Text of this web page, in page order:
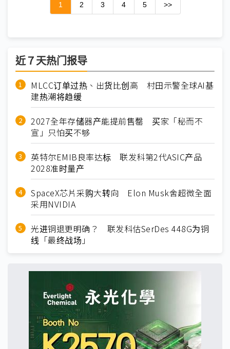
1 2 3 4 5 >>
近７天热门报导
MLCC订单过热、出货比创高 村田示警全球AI基
建热潮将趋缓
2027全年存储器产能提前售罄 买家「秘而不
宣」只怕买不够
英特尔EMIB良率达标 联发科第2代ASIC产品
2028准时量产
SpaceX芯片采购大转向 Elon Musk舍超微全面
采用NVIDIA
光进铜退更明确？ 联发科估SerDes 448G为铜
线「最终战场」